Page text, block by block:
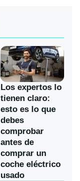
Los expertos lo
tienen claro:
esto es lo que
debes
comprobar
antes de
comprar un
coche eléctrico
usado